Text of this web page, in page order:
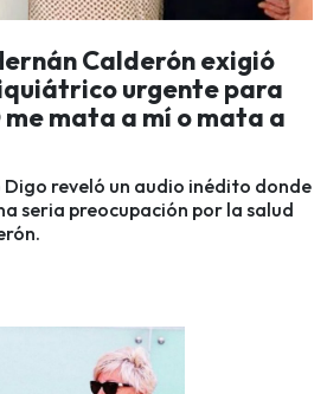
Calderón exigió
urgente para
me mata a mí o mata a
Digo reveló un audio inédito donde
seria preocupación por la salud